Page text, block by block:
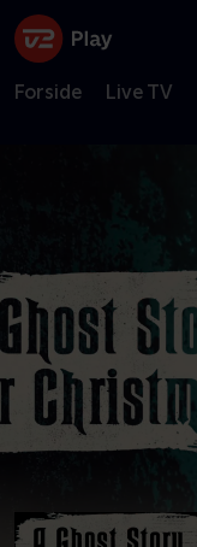
Forside Live TV